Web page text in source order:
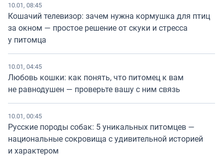
10.01, 08:45
Кошачий телевизор: зачем нужна кормушка для птиц
за окном — простое решение от скуки и стресса
у питомца
10.01, 04:45
Любовь кошки: как понять, что питомец к вам
не равнодушен — проверьте вашу с ним связь
10.01, 00:45
Русские породы собак: 5 уникальных питомцев —
национальные сокровища с удивительной историей
и характером